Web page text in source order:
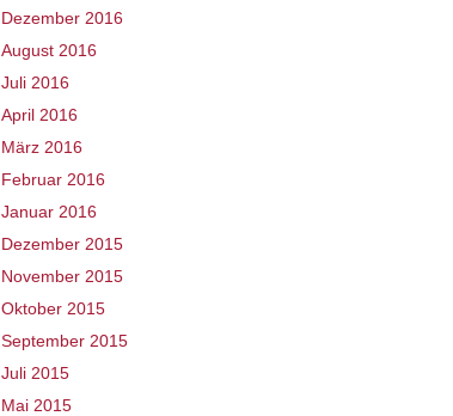
Dezember 2016
August 2016
Juli 2016
April 2016
März 2016
Februar 2016
Januar 2016
Dezember 2015
November 2015
Oktober 2015
September 2015
Juli 2015
Mai 2015